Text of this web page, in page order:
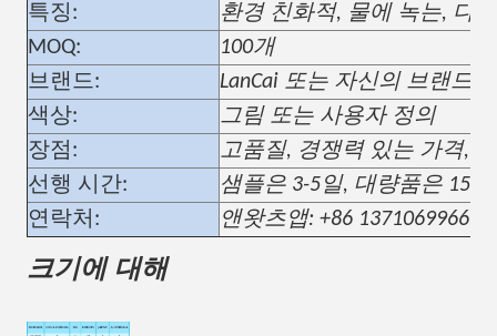
특징:
환경 친화적, 물에 녹는, 다른
MOQ:
100개
브랜드:
LanCai 또는 자신의 브랜드
색상:
그림 또는 사용자 정의
장점:
고품질, 경쟁력 있는 가격,
선행 시간:
샘플은 3-5일, 대량품은 15-
연락처:
앤왓츠앱: +86 13710699669
크기에 대해